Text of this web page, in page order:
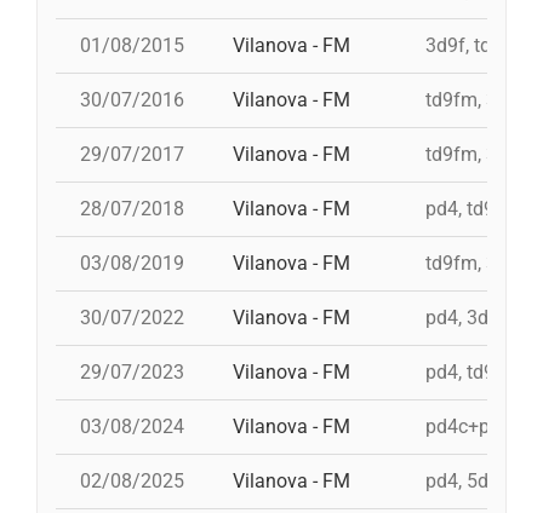
01/08/2015 Vilanova - FM 3d9f, td9fm,
30/07/2016 Vilanova - FM td9fm,
29/07/2017 Vilanova - FM td9fm,
28/07/2018 Vilanova - FM pd4, td9fm,
03/08/2019 Vilanova - FM td9fm,
30/07/2022 Vilanova - FM pd4, 3d9f,
29/07/2023 Vilanova - FM pd4, td9fm,
03/08/2024 Vilanova - FM pd4c+pd4,
02/08/2025 Vilanova - FM pd4, 5d9f,